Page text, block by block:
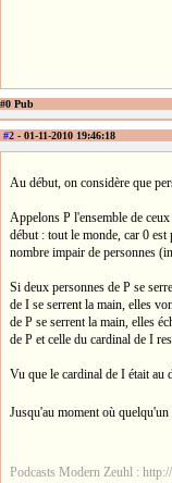
#0 Pub
#2 - 01-11-2010 19:46:18
Au début, on considère que
Appelons P l'ensemble de
début : tout le monde, car 0
nombre impair de personnes
Si deux personnes de P se
de I se serrent la main, elles
de P se serrent la main, elles
de P et celle du cardinal de I
Vu que le cardinal de I était au
Jusqu'au moment où
Podcasts Modern Zeuhl :